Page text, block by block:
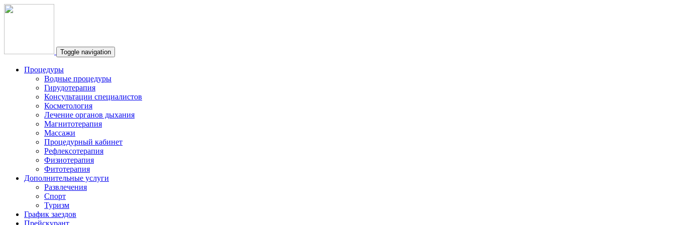
Toggle navigation
Процедуры
Водные процедуры
Гирудотерапия
Консультации специалистов
Косметология
Лечение органов дыхания
Магнитотерапия
Массажи
Процедурный кабинет
Рефлексотерапия
Физиотерапия
Фитотерапия
Дополнительные услуги
Развлечения
Спорт
Туризм
График заездов
Прейскурант